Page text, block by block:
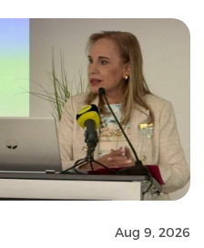
Aug 9, 2026